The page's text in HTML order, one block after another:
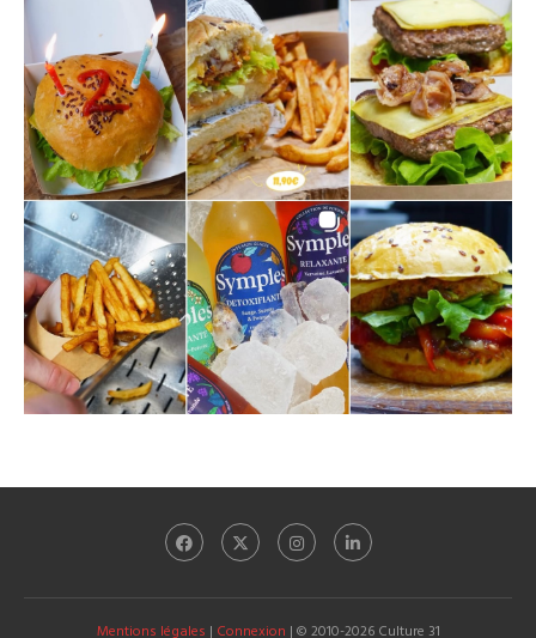
Mentions légales | Connexion | © 2010-2026 Culture 31